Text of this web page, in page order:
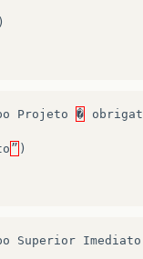
)
Projeto �
” )
Superior Imediato